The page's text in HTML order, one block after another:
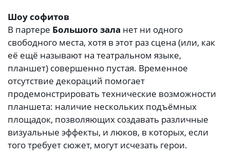
Шоу софитов
В партере Большого зала нет ни одного
свободного места, хотя в этот раз сцена (или, как
её ещё называют на театральном языке,
планшет) совершенно пустая. Временное
отсутствие декораций помогает
продемонстрировать технические возможности
планшета: наличие нескольких подъёмных
площадок, позволяющих создавать различные
визуальные эффекты, и люков, в которых, если
того требует сюжет, могут исчезать герои.